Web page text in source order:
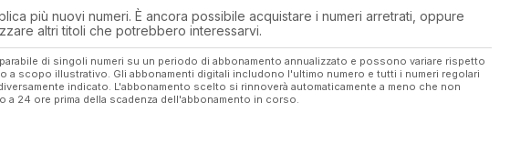
più nuovi numeri. È ancora possibile acquistare i numeri arretrati, oppure
altri titoli che potrebbero interessarvi.
di singoli numeri su un periodo di abbonamento annualizzato e possono variare rispetto
a scopo illustrativo. Gli abbonamenti digitali includono l'ultimo numero e tutti i numeri regolari
indicato. L'abbonamento scelto si rinnoverà automaticamente a meno che non
a 24 ore prima della scadenza dell'abbonamento in corso.